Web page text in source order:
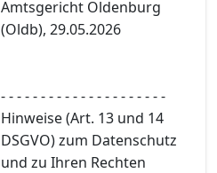
Amtsgericht Oldenburg
(Oldb), 29.05.2026
- - - - - - - - - - - - - - - - - - - - -
Hinweise (Art. 13 und 14
DSGVO) zum Datenschutz
und zu Ihren Rechten